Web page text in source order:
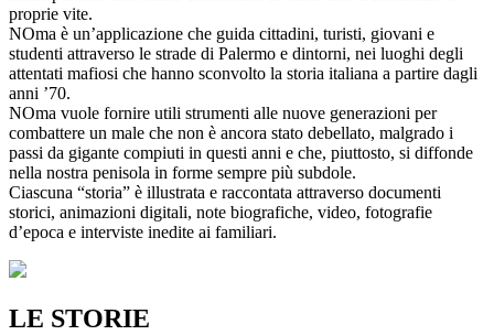
proprie vite.
NOma è un’applicazione che guida cittadini, turisti, giovani e
studenti attraverso le strade di Palermo e dintorni, nei luoghi degli
attentati mafiosi che hanno sconvolto la storia italiana a partire dagli
anni ’70.
NOma vuole fornire utili strumenti alle nuove generazioni per
combattere un male che non è ancora stato debellato, malgrado i
passi da gigante compiuti in questi anni e che, piuttosto, si diffonde
nella nostra penisola in forme sempre più subdole.
Ciascuna “storia” è illustrata e raccontata attraverso documenti
storici, animazioni digitali, note biografiche, video, fotografie
d’epoca e interviste inedite ai familiari.
LE STORIE